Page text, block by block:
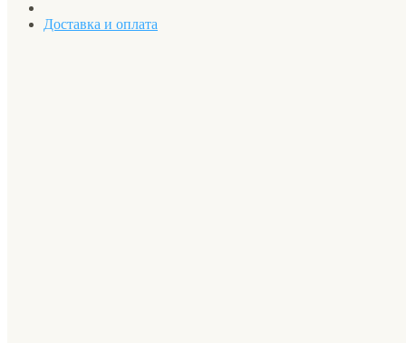
Доставка и оплата